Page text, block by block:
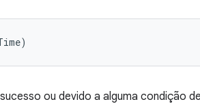
ou devido a alguma condição